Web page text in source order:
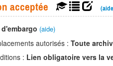
acceptée
d'embargo (aide)
autorisés : Toute
: Lien obligatoire vers la